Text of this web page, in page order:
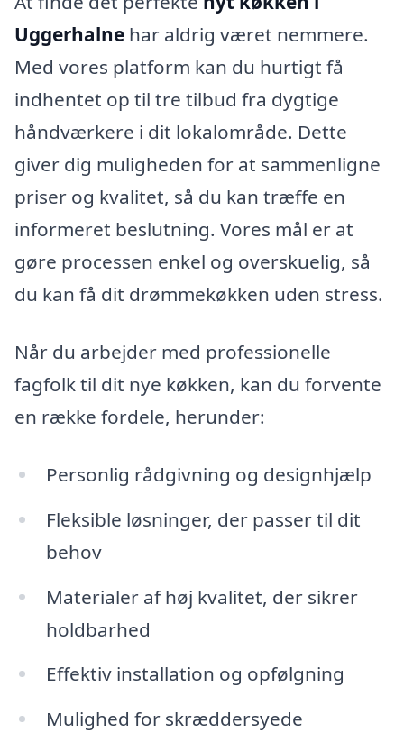
Uggerhalne har aldrig været nemmere.
Med vores platform kan du hurtigt få
indhentet op til tre tilbud fra dygtige
håndværkere i dit lokalområde. Dette
giver dig muligheden for at sammenligne
priser og kvalitet, så du kan træffe en
informeret beslutning. Vores mål er at
gøre processen enkel og overskuelig, så
du kan få dit drømmekøkken uden stress.
Når du arbejder med professionelle
fagfolk til dit nye køkken, kan du forvente
en række fordele, herunder:
Personlig rådgivning og designhjælp
Fleksible løsninger, der passer til dit
behov
Materialer af høj kvalitet, der sikrer
holdbarhed
Effektiv installation og opfølgning
Mulighed for skræddersyede